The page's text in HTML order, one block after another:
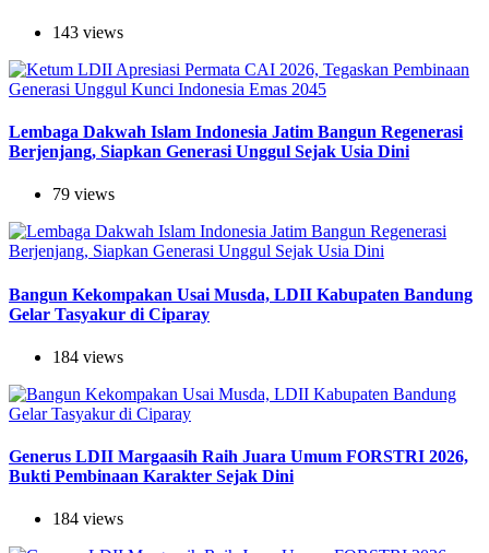
143 views
Lembaga Dakwah Islam Indonesia Jatim Bangun Regenerasi
Berjenjang, Siapkan Generasi Unggul Sejak Usia Dini
79 views
Bangun Kekompakan Usai Musda, LDII Kabupaten Bandung
Gelar Tasyakur di Ciparay
184 views
Generus LDII Margaasih Raih Juara Umum FORSTRI 2026,
Bukti Pembinaan Karakter Sejak Dini
184 views